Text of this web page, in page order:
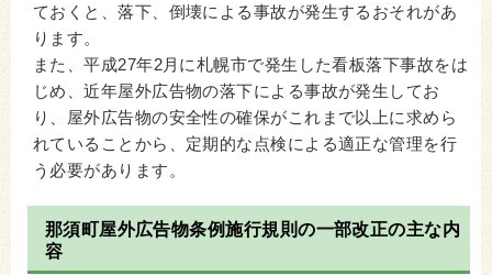
ておくと、落下、倒壊による事故が発生するおそれがあ
ります。
また、平成27年2月に札幌市で発生した看板落下事故をは
じめ、近年屋外広告物の落下による事故が発生してお
り、屋外広告物の安全性の確保がこれまで以上に求めら
れていることから、定期的な点検による適正な管理を行
う必要があります。
那須町屋外広告物条例施行規則の一部改正の主な内
容